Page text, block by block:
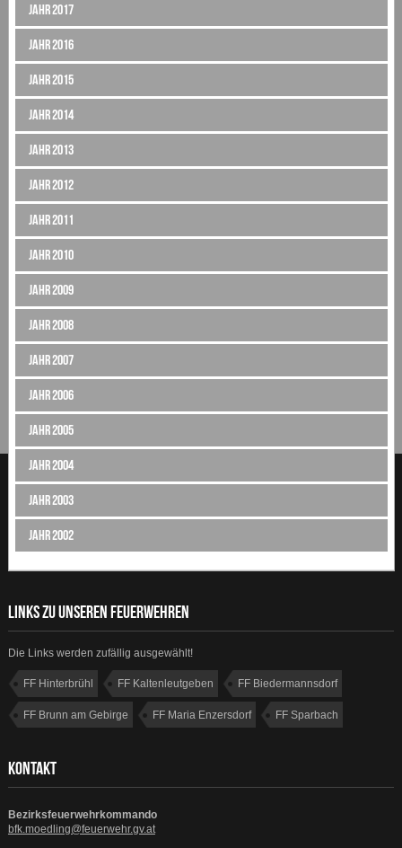
Jahr 2017
Jahr 2016
Jahr 2015
Jahr 2014
Jahr 2013
Jahr 2012
Jahr 2011
Jahr 2010
Jahr 2009
Jahr 2008
Jahr 2007
Jahr 2006
Jahr 2005
Jahr 2004
Jahr 2003
Jahr 2002
LINKS ZU UNSEREN FEUERWEHREN
Die Links werden zufällig ausgewählt!
FF Hinterbrühl FF Kaltenleutgeben FF Biedermannsdorf
FF Brunn am Gebirge FF Maria Enzersdorf FF Sparbach
KONTAKT
Bezirksfeuerwehrkommando
bfk.moedling@feuerwehr.gv.at